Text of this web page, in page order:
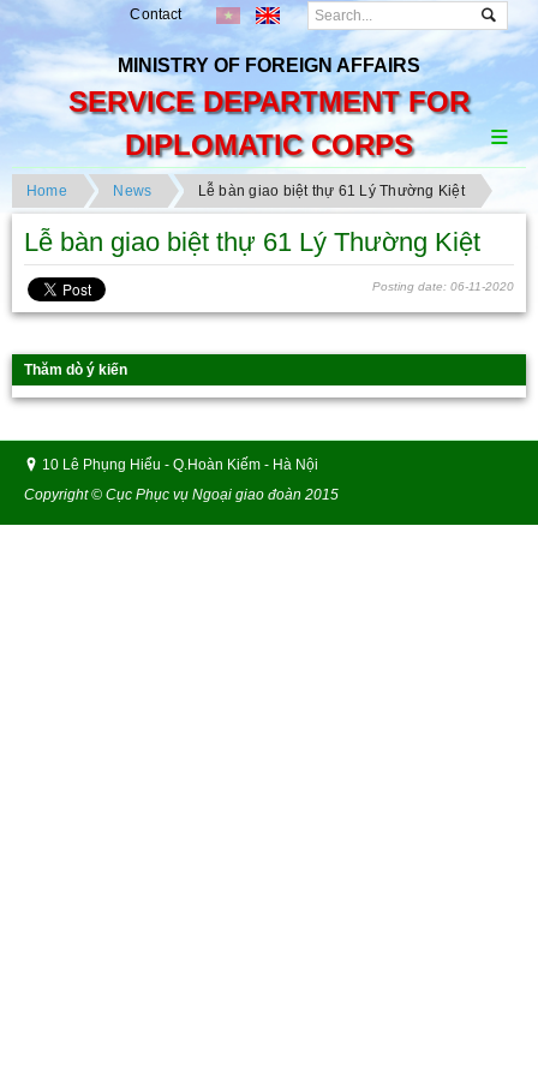
Contact
MINISTRY OF FOREIGN AFFAIRS
SERVICE DEPARTMENT FOR
DIPLOMATIC CORPS
Home News Lễ bàn giao biệt thự 61 Lý Thường Kiệt
Lễ bàn giao biệt thự 61 Lý Thường Kiệt
Posting date: 06-11-2020
Thăm dò ý kiến
10 Lê Phụng Hiểu - Q.Hoàn Kiếm - Hà Nội
Copyright © Cục Phục vụ Ngoại giao đoàn 2015